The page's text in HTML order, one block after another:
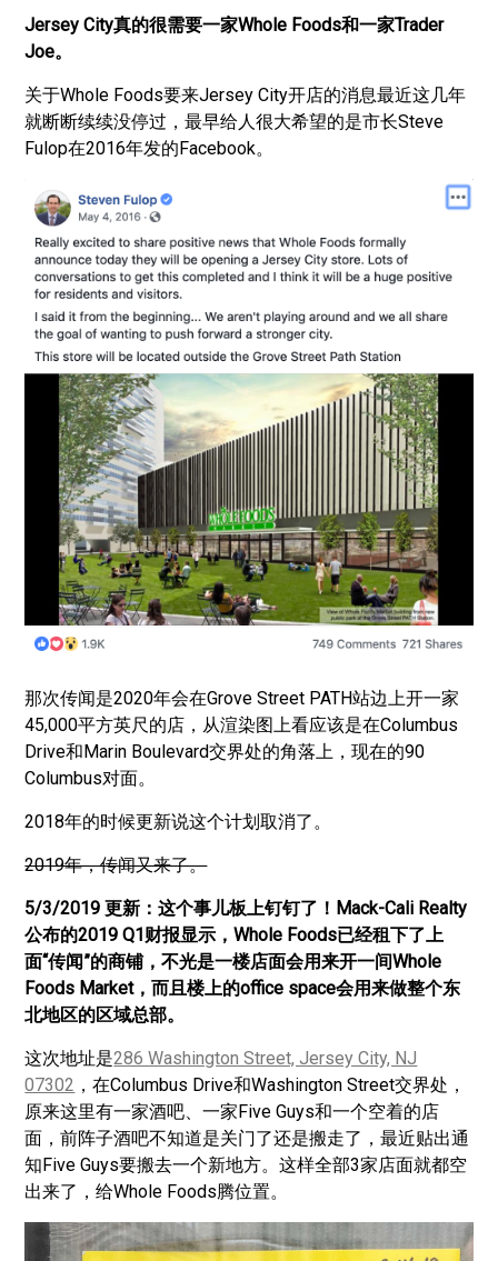
Jersey City真的很需要一家Whole Foods和一家Trader
Joe。
关于Whole Foods要来Jersey City开店的消息最近这几年
就断断续续没停过，最早给人很大希望的是市长Steve
Fulop在2016年发的Facebook。
那次传闻是2020年会在Grove Street PATH站边上开一家
45,000平方英尺的店，从渲染图上看应该是在Columbus
Drive和Marin Boulevard交界处的角落上，现在的90
Columbus对面。
2018年的时候更新说这个计划取消了。
2019年，传闻又来了。
5/3/2019 更新：这个事儿板上钉钉了！Mack-Cali Realty
公布的2019 Q1财报显示，Whole Foods已经租下了上
面“传闻”的商铺，不光是一楼店面会用来开一间Whole
Foods Market，而且楼上的office space会用来做整个东
北地区的区域总部。
这次地址是286 Washington Street, Jersey City, NJ
07302 ，在Columbus Drive和Washington Street交界处，
原来这里有一家酒吧、一家Five Guys和一个空着的店
面，前阵子酒吧不知道是关门了还是搬走了，最近贴出通
知Five Guys要搬去一个新地方。这样全部3家店面就都空
出来了，给Whole Foods腾位置。